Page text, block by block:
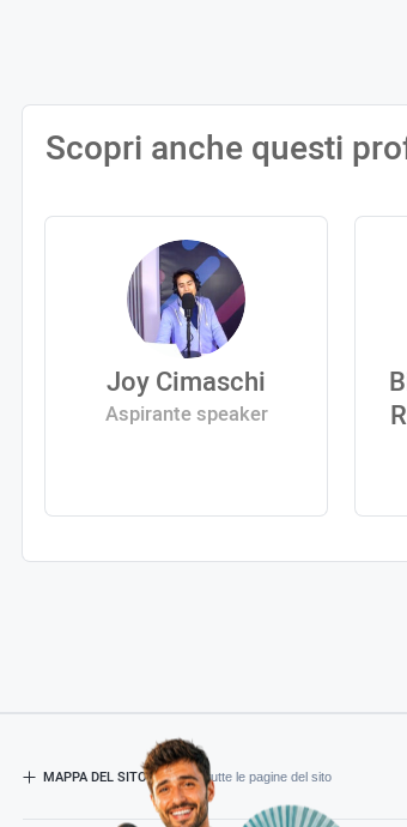
Scopri anche questi
Joy Cimaschi
Aspirante speaker
MAPPA DEL SITO- Esplora tutte le pagine del sito